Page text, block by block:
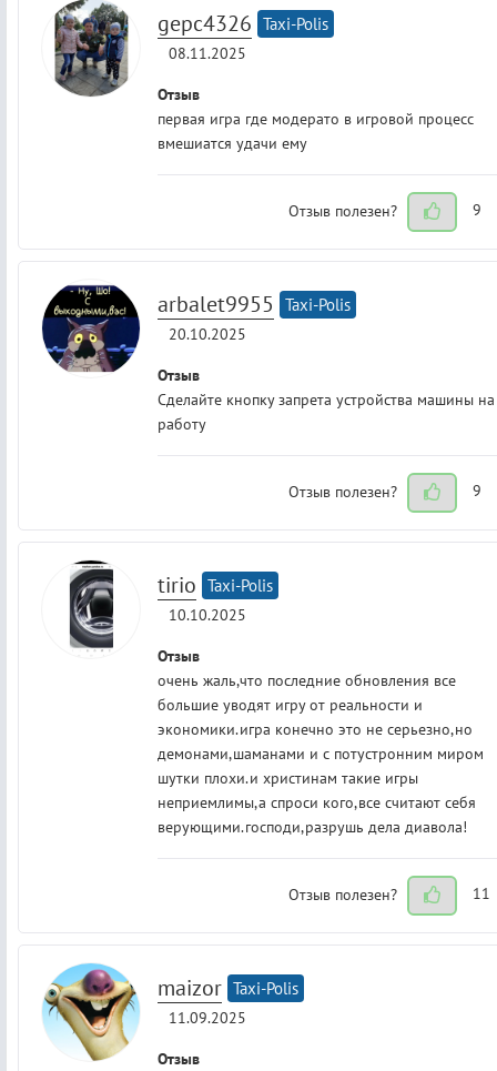
gepc4326 Taxi-Polis
08.11.2025
Отзыв
первая игра где модерато в игровой процесс
вмешиатся удачи ему
Отзыв полезен? 9
arbalet9955 Taxi-Polis
20.10.2025
Отзыв
Сделайте кнопку запрета устройства машины на
работу
Отзыв полезен? 9
tirio Taxi-Polis
10.10.2025
Отзыв
очень жаль,что последние обновления все
большие уводят игру от реальности и
экономики.игра конечно это не серьезно,но
демонами,шаманами и с потустронним миром
шутки плохи.и христинам такие игры
неприемлимы,а спроси кого,все считают себя
верующими.господи,разрушь дела диавола!
Отзыв полезен? 11
maizor Taxi-Polis
11.09.2025
Отзыв